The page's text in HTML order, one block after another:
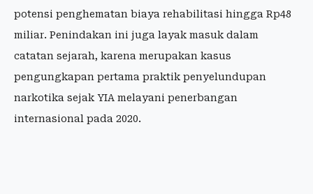
potensi penghematan biaya rehabilitasi hingga Rp48
miliar. Penindakan ini juga layak masuk dalam
catatan sejarah, karena merupakan kasus
pengungkapan pertama praktik penyelundupan
narkotika sejak YIA melayani penerbangan
internasional pada 2020.